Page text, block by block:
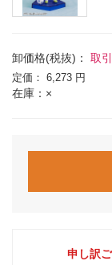
卸価格(税抜)： 取
定価： 6,273 円
在庫：×
申し訳